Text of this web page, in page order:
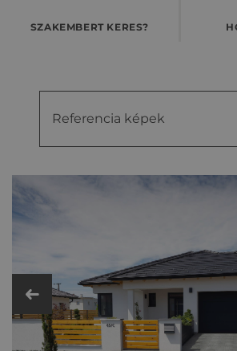
SZAKEMBERT KERES?
Referencia képek
Videók
Fém- és műanyag
Műszaki adatok
képek